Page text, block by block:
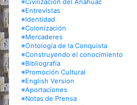
※Civilización del Anáhuac
※Entrevistas
※Identidad
※Colonización
※Mercaderes
※Ontología de la Conquista
※Construyendo el conocimiento
※Bibliografía
※Promoción Cultural
※English Version
※Aportaciones
※Notas de Prensa